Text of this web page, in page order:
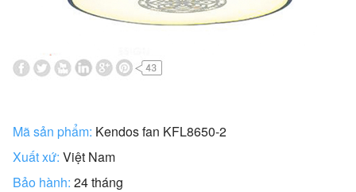
Mã sản phẩm: Kendos fan KFL8650-2
Xuất xứ: Việt Nam
Bảo hành: 24 tháng